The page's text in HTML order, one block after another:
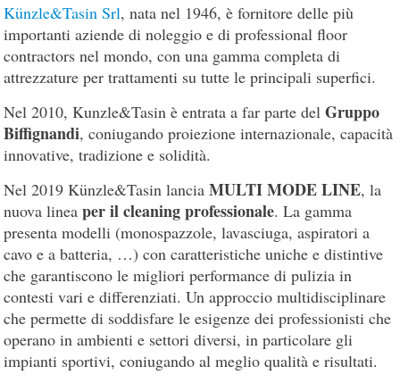
Künzle&Tasin Srl, nata nel 1946, è fornitore delle più
importanti aziende di noleggio e di professional floor
contractors nel mondo, con una gamma completa di
attrezzature per trattamenti su tutte le principali superfici.
Nel 2010, Kunzle&Tasin è entrata a far parte delGruppo
Biffignandi, coniugando proiezione internazionale, capacità
innovative, tradizione e solidità.
Nel 2019 Künzle&Tasin lanciaMULTI MODE LINE, la
nuova lineaper il cleaning professionale. La gamma
presenta modelli (monospazzole, lavasciuga, aspiratori a
cavo e a batteria, …) con caratteristiche uniche e distintive
che garantiscono le migliori performance di pulizia in
contesti vari e differenziati. Un approccio multidisciplinare
che permette di soddisfare le esigenze dei professionisti che
operano in ambienti e settori diversi, in particolare gli
impianti sportivi, coniugando al meglio qualità e risultati.